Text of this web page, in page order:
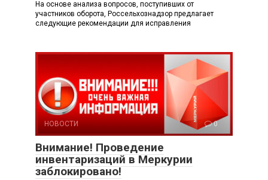
На основе анализа вопросов, поступивших от
участников оборота, Россельхознадзор предлагает
следующие рекомендации для исправления
НОВОСТИ 0
Внимание! Проведение
инвентаризаций в Меркурии
заблокировано!